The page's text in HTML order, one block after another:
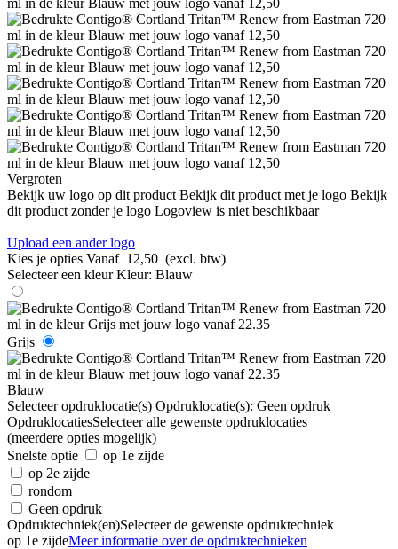
Vergroten
Bekijk uw logo op dit product Bekijk dit product met je logo Bekijk
dit product zonder je logo Logoview is niet beschikbaar
Upload een ander logo
Kies je opties Vanaf 12,50 (excl. btw)
Selecteer een kleur Kleur: Blauw
Grijs
Blauw
Selecteer opdruklocatie(s) Opdruklocatie(s): Geen opdruk
OpdruklocatiesSelecteer alle gewenste opdruklocaties
(meerdere opties mogelijk)
Snelste optie
op 1e zijde
op 2e zijde
rondom
Geen opdruk
Opdruktechniek(en)Selecteer de gewenste opdruktechniek
op 1e zijdeMeer informatie over de opdruktechnieken